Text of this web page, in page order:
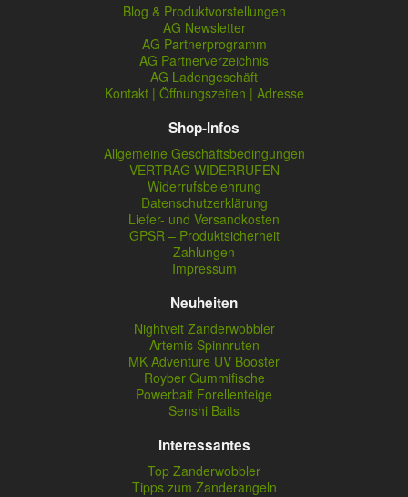
Blog & Produktvorstellungen
AG Newsletter
AG Partnerprogramm
AG Partnerverzeichnis
AG Ladengeschäft
Kontakt | Öffnungszeiten | Adresse
Shop-Infos
Allgemeine Geschäftsbedingungen
VERTRAG WIDERRUFEN
Widerrufsbelehrung
Datenschutzerklärung
Liefer- und Versandkosten
GPSR – Produktsicherheit
Zahlungen
Impressum
Neuheiten
Nightveit Zanderwobbler
Artemis Spinnruten
MK Adventure UV Booster
Royber Gummifische
Powerbait Forellenteige
Senshi Baits
Interessantes
Top Zanderwobbler
Tipps zum Zanderangeln